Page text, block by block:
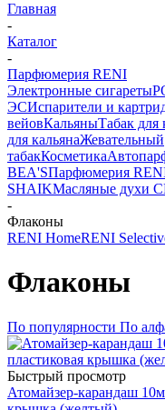
Главная
-
Каталог
-
Парфюмерия RENI
Электронные сигареты
ЭСИспарители и
вейовКальяныТабак для
для кальянаЖевательный
табакКосметика
BEA'SПарфюмерия
SHAIKМасляные духи
-
Флаконы
RENI HomeRENI
Флаконы
По популярности По
Быстрый просмотр
Атомайзер-карандаш